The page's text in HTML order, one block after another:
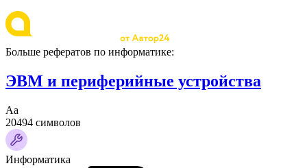
Больше рефератов по информатике:
ЭВМ и периферийные устройства
Аа
20494 символов
Информатика